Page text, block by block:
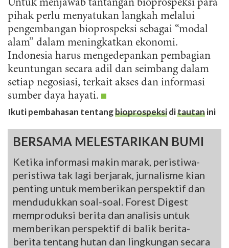
Untuk menjawab tantangan bioprospeksi para
pihak perlu menyatukan langkah melalui
pengembangan bioprospeksi sebagai “modal
alam” dalam meningkatkan ekonomi.
Indonesia harus mengedepankan pembagian
keuntungan secara adil dan seimbang dalam
setiap negosiasi, terkait akses dan informasi
sumber daya hayati.
Ikuti pembahasan tentangbioprospeksiditautanini
BERSAMA MELESTARIKAN BUMI
Ketika informasi makin marak, peristiwa-
peristiwa tak lagi berjarak, jurnalisme kian
penting untuk memberikan perspektif dan
mendudukkan soal-soal. Forest Digest
memproduksi berita dan analisis untuk
memberikan perspektif di balik berita-
berita tentang hutan dan lingkungan secara